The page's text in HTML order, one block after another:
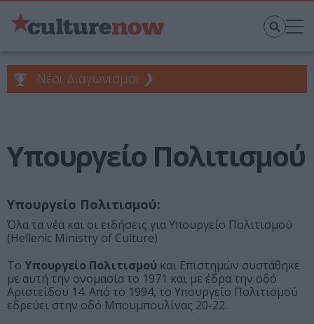
Νέοι Διαγωνισμοί ❯
Υπουργείο Πολιτισμού
Υπουργείο Πολιτισμού:
Όλα τα νέα και οι ειδήσεις για Υπουργείο Πολιτισμού
(Hellenic Ministry of Culture)
Το Υπουργείο Πολιτισμού και Επιστημών συστάθηκε
με αυτή την ονομασία το 1971 και με έδρα την οδό
Αριστείδου 14. Από το 1994, το Υπουργείο Πολιτισμού
εδρεύει στην οδό Μπουμπουλίνας 20-22.